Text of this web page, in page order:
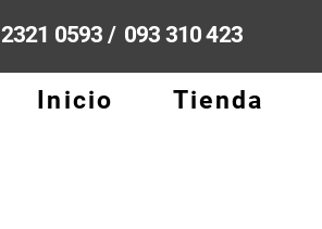
2321 0593 / 093 310 423
Inicio Tienda